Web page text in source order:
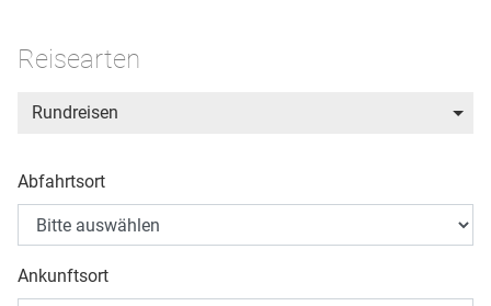
Reisearten
Rundreisen
Abfahrtsort
Ankunftsort